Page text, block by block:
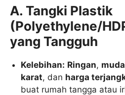
A. Tangki Plastik
(Polyethylene/
yang Tangguh
Kelebihan: Ringan,
karat, dan harga
buat rumah tangga atau